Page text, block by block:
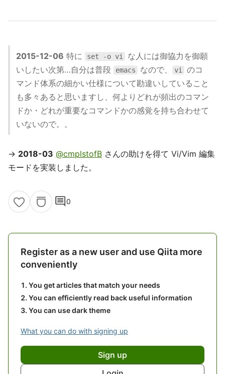
2015-12-06 特に set -o vi
な人には御協力を御願
いしたい次第…自分は普段
emacs なので、 vi
のコ
マンド体系の細かい仕様について勘違いしていること
も多々あると思いますし、何よりどれが頻出のコマン
ドか・どれが重要なコマンドかの感覚を持ち合わせて
いないので。。
→ 2018-03 @cmplstofB さんの助けを得て Vi/Vim 編集
モードを実装しました。
comment0
Register as a new user and use Qiita more
conveniently
You get articles that match your needs
You can efficiently read back useful information
You can use dark theme
What you can do with signing up
Sign up